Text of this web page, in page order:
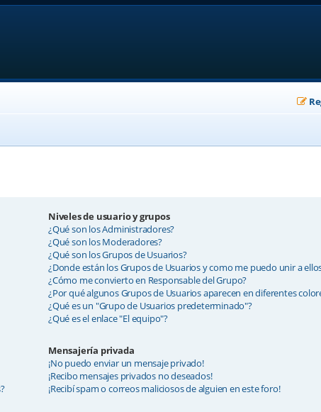
Niveles de usuario y grupos
¿Qué son los Administradores?
¿Qué son los Moderadores?
¿Qué son los Grupos de Usuarios?
¿Donde están los Grupos de Usuarios y como me puedo unir a
¿Cómo me convierto en Responsable del Grupo?
¿Por qué algunos Grupos de Usuarios aparecen en diferentes
¿Qué es un "Grupo de Usuarios predeterminado"?
¿Qué es el enlace "El equipo"?
Mensajería privada
¡No puedo enviar un mensaje privado!
¡Recibo mensajes privados no deseados!
¡Recibí spam o correos maliciosos de alguien en este foro!